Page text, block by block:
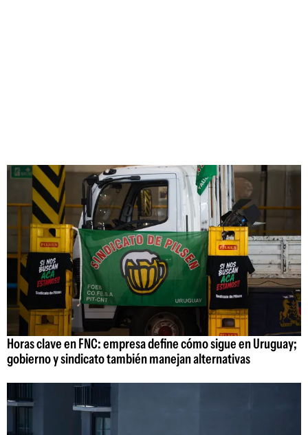
Horas clave en FNC: empresa define cómo sigue en Uruguay;
gobierno y sindicato también manejan alternativas